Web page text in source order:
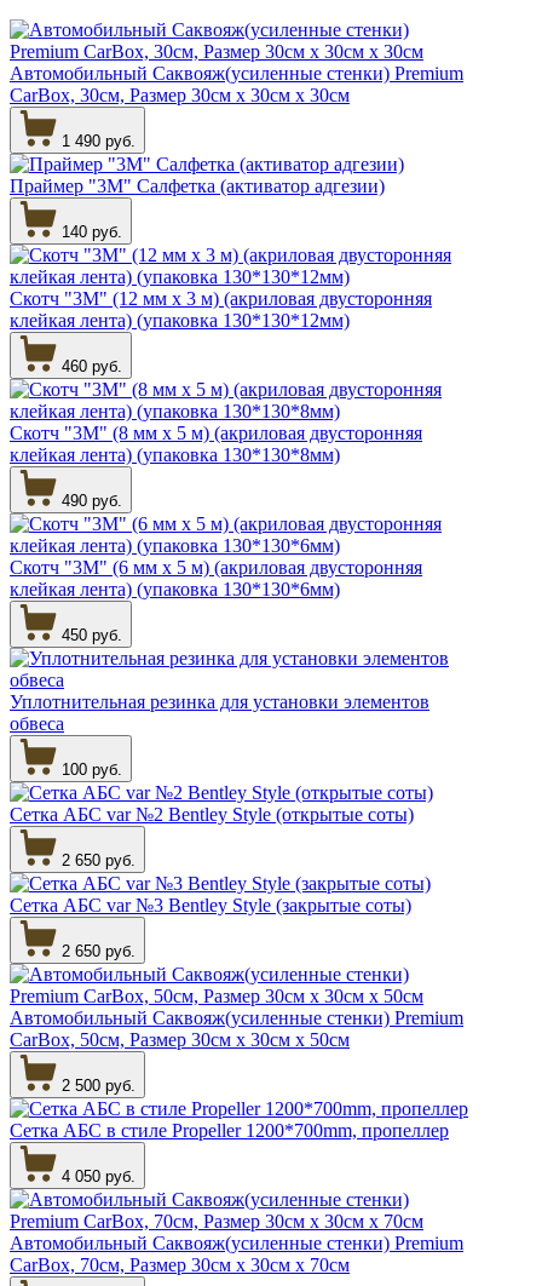
Автомобильный Саквояж(усиленные стенки) Premium
CarBox, 30см, Размер 30см х 30см х 30см
1 490 руб.
Праймер "3М" Салфетка (активатор адгезии)
140 руб.
Скотч "3М" (12 мм х 3 м) (акриловая двусторонняя
клейкая лента) (упаковка 130*130*12мм)
460 руб.
Скотч "3М" (8 мм х 5 м) (акриловая двусторонняя
клейкая лента) (упаковка 130*130*8мм)
490 руб.
Скотч "3М" (6 мм х 5 м) (акриловая двусторонняя
клейкая лента) (упаковка 130*130*6мм)
450 руб.
Уплотнительная резинка для установки элементов
обвеса
100 руб.
Сетка АБС var №2 Bentley Style (открытые соты)
2 650 руб.
Сетка АБС var №3 Bentley Style (закрытые соты)
2 650 руб.
Автомобильный Саквояж(усиленные стенки) Premium
CarBox, 50см, Размер 30см х 30см х 50см
2 500 руб.
Сетка АБС в стиле Propeller 1200*700mm, пропеллер
4 050 руб.
Автомобильный Саквояж(усиленные стенки) Premium
CarBox, 70см, Размер 30см х 30см х 70см